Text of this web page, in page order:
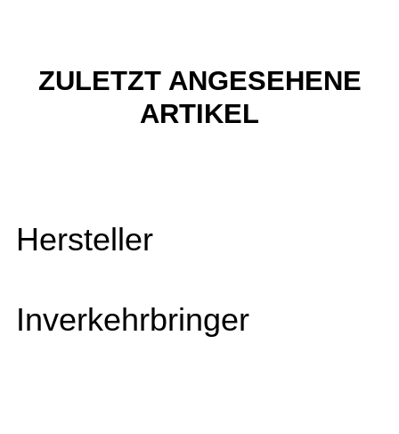
ZULETZT ANGESEHENE
ARTIKEL
Hersteller
Inverkehrbringer